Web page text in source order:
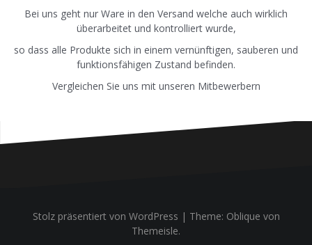
Bei uns geht nur Ware in den Versand welche auch wirklich
überarbeitet und kontrolliert wurde,
so dass alle Produkte sich in einem vernünftigen, sauberen und
funktionsfähigen Zustand befinden.
Vergleichen Sie uns mit unseren Mitbewerbern
Stolz präsentiert von WordPress | Theme: Oblique von
Themeisle.